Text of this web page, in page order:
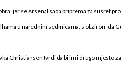
jer se Arsenal sada priprema za susret
u narednim sedmicama, s obzirom da
Christiansen tvrdi da bi im i drugo mjesto